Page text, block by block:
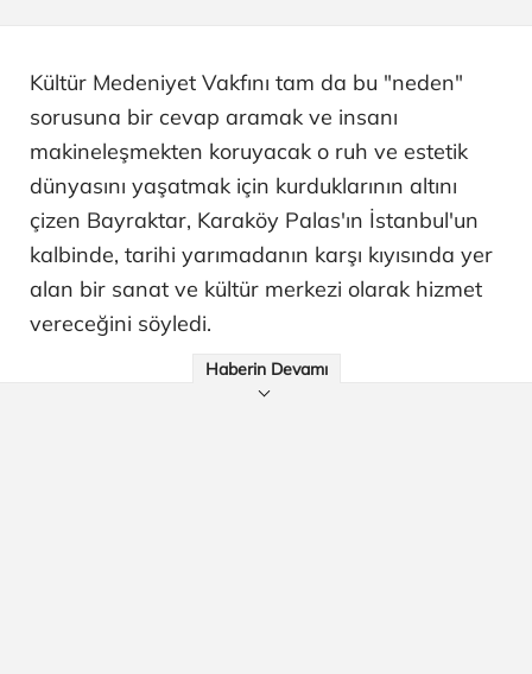
Kültür Medeniyet Vakfını tam da bu "neden"
sorusuna bir cevap aramak ve insanı
makineleşmekten koruyacak o ruh ve estetik
dünyasını yaşatmak için kurduklarının altını
çizen Bayraktar, Karaköy Palas'ın İstanbul'un
kalbinde, tarihi yarımadanın karşı kıyısında yer
alan bir sanat ve kültür merkezi olarak hizmet
vereceğini söyledi.
Haberin Devamı